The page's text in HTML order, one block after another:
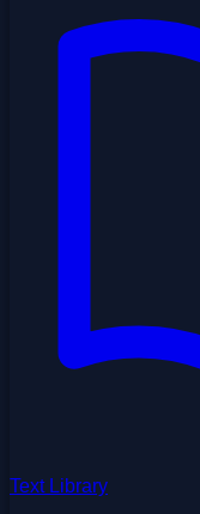
Text Library